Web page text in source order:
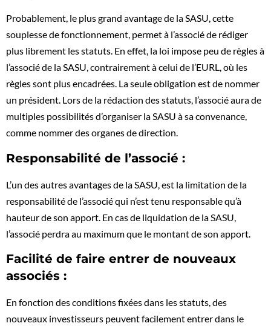
Probablement, le plus grand avantage de la SASU, cette
souplesse de fonctionnement, permet à l’associé de rédiger
plus librement les statuts. En effet, la loi impose peu de règles à
l’associé de la SASU, contrairement à celui de l’EURL, où les
règles sont plus encadrées. La seule obligation est de nommer
un président. Lors de la rédaction des statuts, l’associé aura de
multiples possibilités d’organiser la SASU à sa convenance,
comme nommer des organes de direction.
Responsabilité de l’associé :
L’un des autres avantages de la SASU, est la limitation de la
responsabilité de l’associé qui n’est tenu responsable qu’à
hauteur de son apport. En cas de liquidation de la SASU,
l’associé perdra au maximum que le montant de son apport.
Facilité de faire entrer de nouveaux
associés :
En fonction des conditions fixées dans les statuts, des
nouveaux investisseurs peuvent facilement entrer dans le